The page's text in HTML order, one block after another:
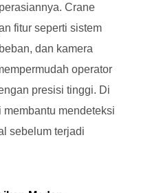
Crane
fitur seperti sistem
dan kamera
operator
presisi tinggi. Di
mendeteksi
sebelum terjadi